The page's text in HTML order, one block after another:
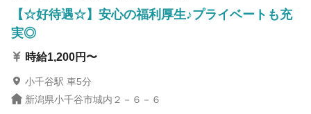
【☆好待遇☆】安心の福利厚生♪プライベートも充
実◎
時給1,200円〜
小千谷駅 車5分
新潟県小千谷市城内２－６－６